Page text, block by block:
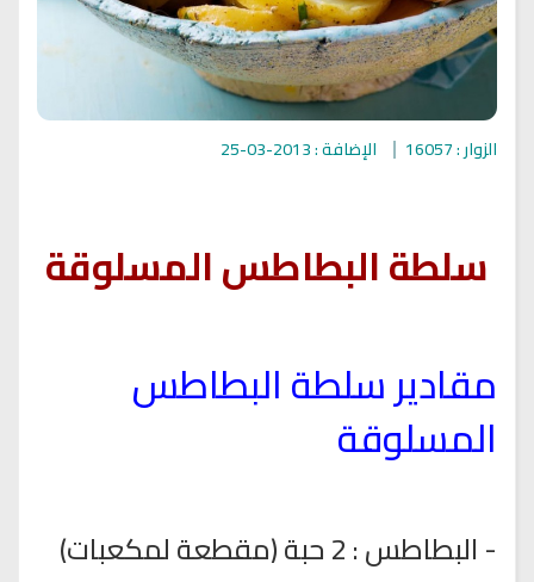
الزوار : 16057 الإضافة : 2013-03-25
سلطة البطاطس المسلوقة
مقادير سلطة البطاطس
المسلوقة
- البطاطس : 2 حبة (مقطعة لمكعبات)